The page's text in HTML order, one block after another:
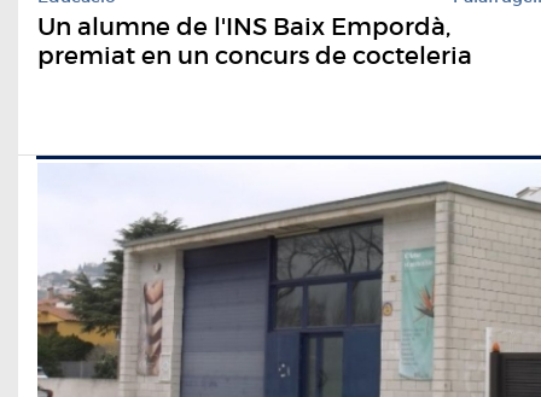
Un alumne de l'INS Baix Empordà,
premiat en un concurs de cocteleria